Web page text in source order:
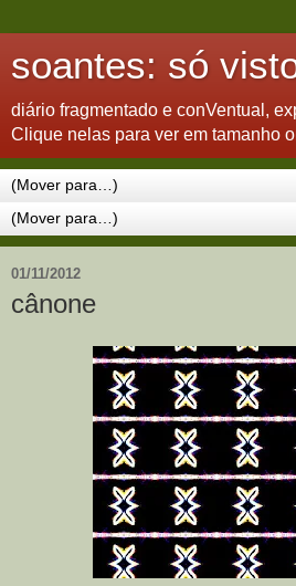
soantes: só
diário fragmentado e conVentual,
Clique nelas para ver em tamanho
01/11/2012
cânone